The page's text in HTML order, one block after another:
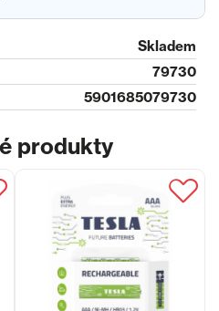
Skladem
79730
5901685079730
produkty